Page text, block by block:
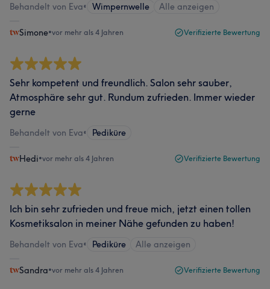
Behandelt von Eva• Wimpernwelle Alle anzeigen
Simone•vor mehr als 4 Jahren Verifizierte Bewertung
Sehr kompetent und freundlich. Salon sehr sauber,
Atmosphäre sehr gut. Rundum zufrieden. Immer wieder
gerne
Behandelt von Eva• Pediküre
Hedi•vor mehr als 4 Jahren Verifizierte Bewertung
Ich bin sehr zufrieden und freue mich, jetzt einen tollen
Kosmetiksalon in meiner Nähe gefunden zu haben!
Behandelt von Eva• Pediküre Alle anzeigen
Sandra•vor mehr als 4 Jahren Verifizierte Bewertung